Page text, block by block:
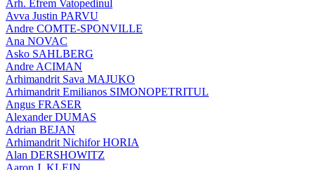
Arh. Efrem Vatopedinul
Avva Justin PARVU
Andre COMTE-SPONVILLE
Ana NOVAC
Asko SAHLBERG
Andre ACIMAN
Arhimandrit Sava MAJUKO
Arhimandrit Emilianos SIMONOPETRITUL
Angus FRASER
Alexander DUMAS
Adrian BEJAN
Arhimandrit Nichifor HORIA
Alan DERSHOWITZ
Aaron J. KLEIN